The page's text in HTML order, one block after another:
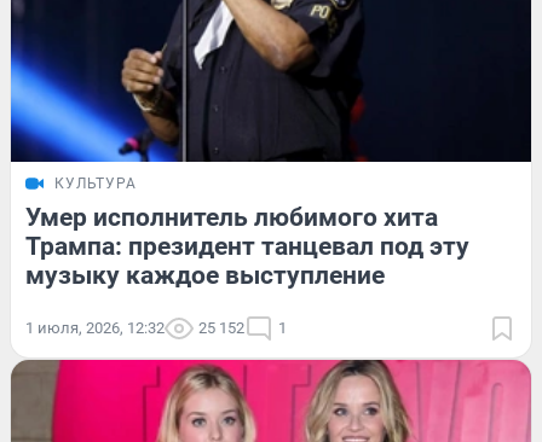
КУЛЬТУРА
Умер исполнитель любимого хита
Трампа: президент танцевал под эту
музыку каждое выступление
1 июля, 2026, 12:32 25 152 1